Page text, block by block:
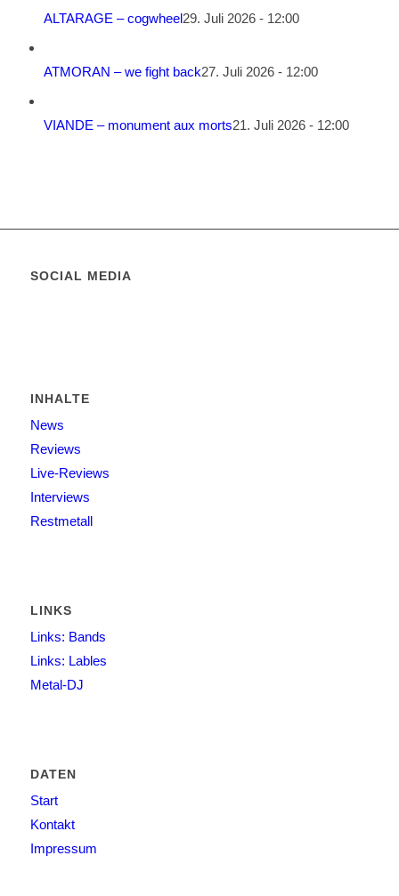
ALTARAGE – cogwheel29. Juli 2026 - 12:00
ATMORAN – we fight back27. Juli 2026 - 12:00
VIANDE – monument aux morts21. Juli 2026 - 12:00
SOCIAL MEDIA
INHALTE
News
Reviews
Live-Reviews
Interviews
Restmetall
LINKS
Links: Bands
Links: Lables
Metal-DJ
DATEN
Start
Kontakt
Impressum